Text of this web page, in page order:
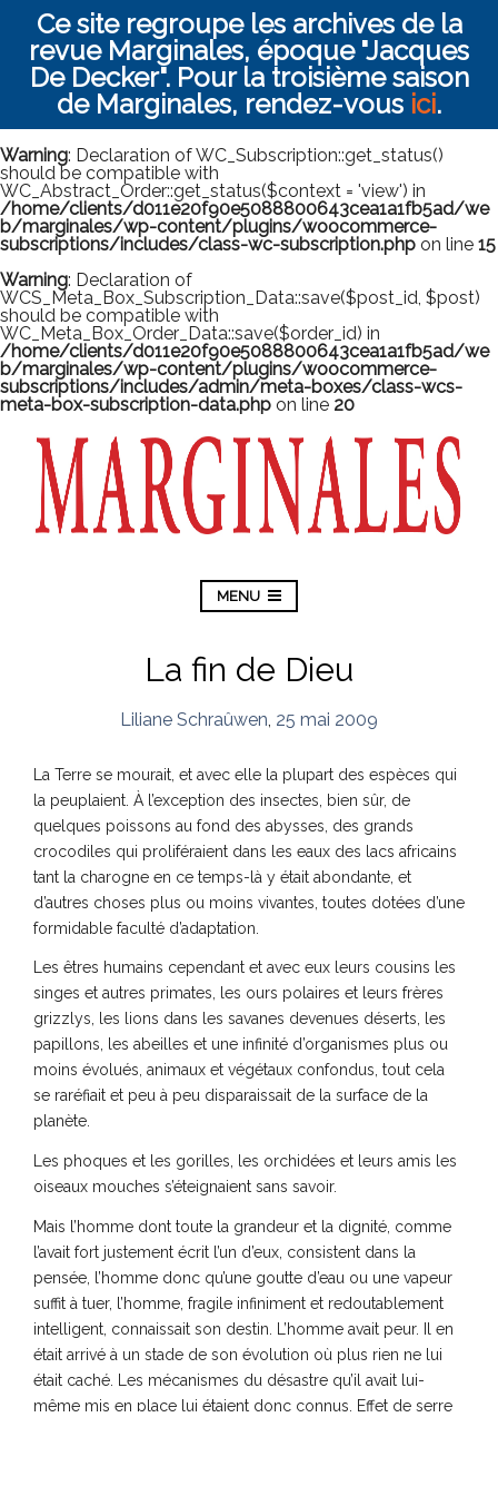
Ce site regroupe les archives de la
revue Marginales, époque "Jacques
De Decker". Pour la troisième saison
de Marginales, rendez-vous ici.
Warning: Declaration of WC_Subscription::get_status()
should be compatible with
WC_Abstract_Order::get_status($context = 'view') in
/home/clients/d011e20f90e5088800643cea1a1fb5ad/we
b/marginales/wp-content/plugins/woocommerce-
subscriptions/includes/class-wc-subscription.php on line 15
Warning: Declaration of
WCS_Meta_Box_Subscription_Data::save($post_id, $post)
should be compatible with
WC_Meta_Box_Order_Data::save($order_id) in
/home/clients/d011e20f90e5088800643cea1a1fb5ad/we
b/marginales/wp-content/plugins/woocommerce-
subscriptions/includes/admin/meta-boxes/class-wcs-
meta-box-subscription-data.php on line 20
MENU
La fin de Dieu
Liliane Schraûwen 25 mai 2009
La Terre se mourait, et avec elle la plupart des espèces qui
la peuplaient. À l’exception des insectes, bien sûr, de
quelques poissons au fond des abysses, des grands
crocodiles qui proliféraient dans les eaux des lacs africains
tant la charogne en ce temps-là y était abondante, et
d’autres choses plus ou moins vivantes, toutes dotées d’une
formidable faculté d’adaptation.
Les êtres humains cependant et avec eux leurs cousins les
singes et autres primates, les ours polaires et leurs frères
grizzlys, les lions dans les savanes devenues déserts, les
papillons, les abeilles et une infinité d’organismes plus ou
moins évolués, animaux et végétaux confondus, tout cela
se raréfiait et peu à peu disparaissait de la surface de la
planète.
Les phoques et les gorilles, les orchidées et leurs amis les
oiseaux mouches s’éteignaient sans savoir.
Mais l’homme dont toute la grandeur et la dignité, comme
l’avait fort justement écrit l’un d’eux, consistent dans la
pensée, l’homme donc qu’une goutte d’eau ou une vapeur
suffit à tuer, l’homme, fragile infiniment et redoutablement
intelligent, connaissait son destin. L’homme avait peur. Il en
était arrivé à un stade de son évolution où plus rien ne lui
était caché. Les mécanismes du désastre qu’il avait lui-
même mis en place lui étaient donc connus. Effet de serre